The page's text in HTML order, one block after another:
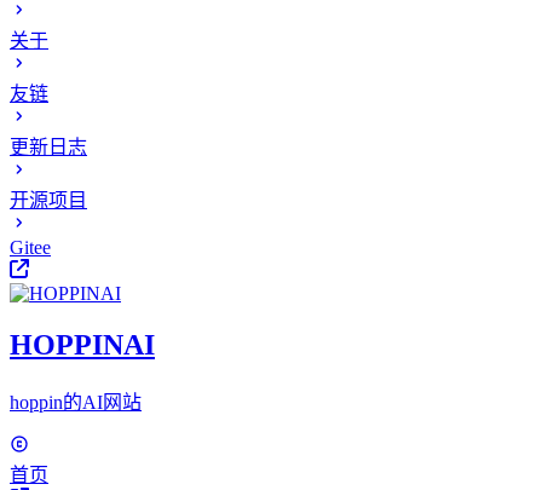
关于
友链
更新日志
开源项目
Gitee
HOPPINAI
hoppin的AI网站
首页